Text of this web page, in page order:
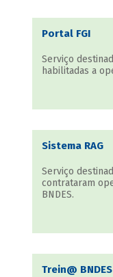
Portal FGI
Serviço
habilitadas a
Sistema RAG
Serviço
contrataram
BNDES.
Trein@ BNDES